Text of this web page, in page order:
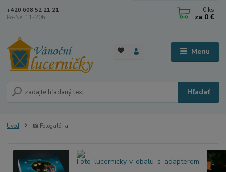
Menu
Hľadať
+420 608 52 21 21
Po-Ne: 11-20h
0 ks
za 0 €
Úvod 📸 Fotogaléria